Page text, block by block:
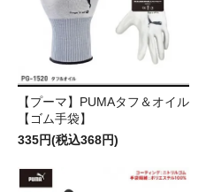
【プーマ】PUMAタフ＆オイル
【ゴム手袋】
335円(税込368円)